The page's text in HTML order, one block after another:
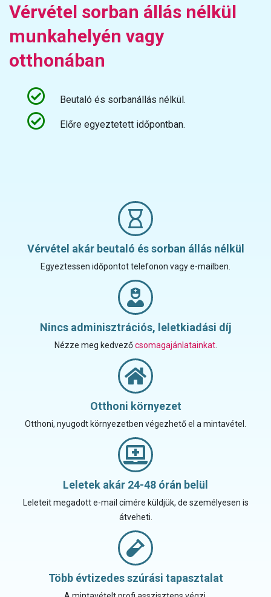
Vérvétel sorban állás nélkül
munkahelyén vagy
otthonában
Beutaló és sorbanállás nélkül.
Előre egyeztetett időpontban.
Vérvétel akár beutaló és sorban állás nélkül
Egyeztessen időpontot telefonon vagy e-mailben.
Nincs adminisztrációs, leletkiadási díj
Nézze meg kedvezőcsomagajánlatainkat.
Otthoni környezet
Otthoni, nyugodt környezetben végezhető el a mintavétel.
Leletek akár 24-48 órán belül
Leleteit megadott e-mail címére küldjük, de személyesen is
átveheti.
Több évtizedes szúrási tapasztalat